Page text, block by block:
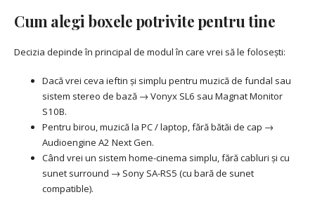
Cum alegi boxele potrivite pentru tine
Decizia depinde în principal de modul în care vrei să le folosești:
Dacă vrei ceva ieftin și simplu pentru muzică de fundal sau
sistem stereo de bază → Vonyx SL6 sau Magnat Monitor
S10B.
Pentru birou, muzică la PC / laptop, fără bătăi de cap →
Audioengine A2 Next Gen.
Când vrei un sistem home-cinema simplu, fără cabluri și cu
sunet surround → Sony SA-RS5 (cu bară de sunet
compatible).